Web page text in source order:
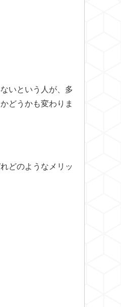
いという人が、多
どうかも変わりま
どのようなメリッ